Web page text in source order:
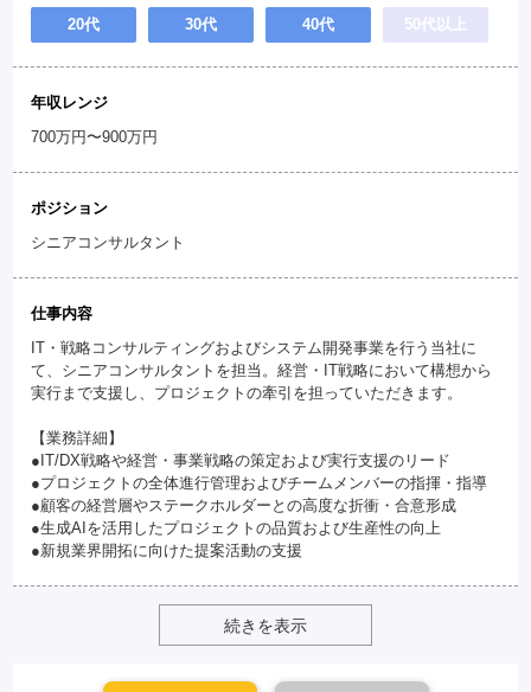
20代 30代 40代 50代以上
年収レンジ
700万円〜900万円
ポジション
シニアコンサルタント
仕事内容
IT・戦略コンサルティングおよびシステム開発事業を行う当社に
て、シニアコンサルタントを担当。経営・IT戦略において構想から
実行まで支援し、プロジェクトの牽引を担っていただきます。
【業務詳細】
●IT/DX戦略や経営・事業戦略の策定および実行支援のリード
●プロジェクトの全体進行管理およびチームメンバーの指揮・指導
●顧客の経営層やステークホルダーとの高度な折衝・合意形成
●生成AIを活用したプロジェクトの品質および生産性の向上
●新規業界開拓に向けた提案活動の支援
続きを表示